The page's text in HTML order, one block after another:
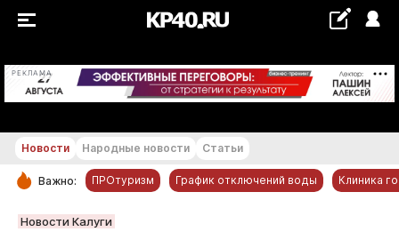
РЕКЛАМА +23...+24 °С
РУБРИКИ
Новости Народные новости Статьи
Важно: ПРОтуризм График отключений воды Клиника
Новости Калуги